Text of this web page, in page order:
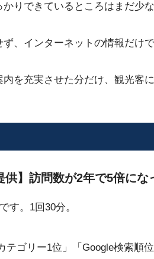
りできているところはまだ少
、インターネットの情報だけ
を充実させた分だけ、観光客
】訪問数が2年で5倍に
す。1回30分。
テゴリー1位」「Google検索